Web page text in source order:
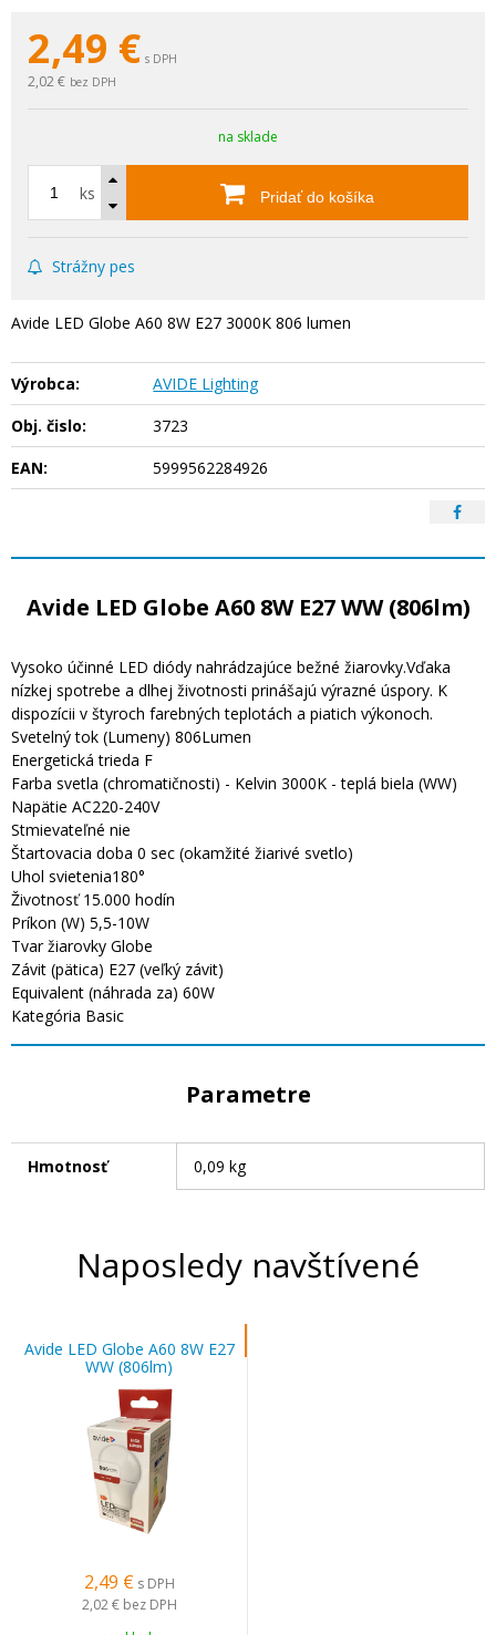
2,49 € s DPH
2,02 € bez DPH
na sklade
ks Pridať do košíka
Strážny pes
Avide LED Globe A60 8W E27 3000K 806 lumen
Výrobca:
AVIDE Lighting
Obj. čislo:
3723
EAN:
5999562284926
Avide LED Globe A60 8W E27 WW (806lm)
Vysoko účinné LED diódy nahrádzajúce bežné žiarovky.Vďaka
nízkej spotrebe a dlhej životnosti prinášajú výrazné úspory. K
dispozícii v štyroch farebných teplotách a piatich výkonoch.
Svetelný tok (Lumeny) 806Lumen
Energetická trieda F
Farba svetla (chromatičnosti) - Kelvin 3000K - teplá biela (WW)
Napätie AC220-240V
Stmievateľné nie
Štartovacia doba 0 sec (okamžité žiarivé svetlo)
Uhol svietenia180°
Životnosť 15.000 hodín
Príkon (W) 5,5-10W
Tvar žiarovky Globe
Závit (pätica) E27 (veľký závit)
Equivalent (náhrada za) 60W
Kategória Basic
Parametre
Hmotnosť 0,09 kg
Naposledy navštívené
Avide LED Globe A60 8W E27
WW (806lm)
2,49 € s DPH
2,02 € bez DPH